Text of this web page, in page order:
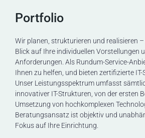
t
Portfolio
Wir planen, strukturieren und realisieren
Blick auf Ihre individuellen Vorstellungen
Anforderungen. Als Rundum-Service-
Ihnen zu helfen, und bieten zertifizierte IT-
Unser Leistungsspektrum umfasst
innovativer IT-Strukturen, von der ersten
Umsetzung von hochkomplexen
Beratungsansatz ist objektiv und
Fokus auf Ihre Einrichtung.